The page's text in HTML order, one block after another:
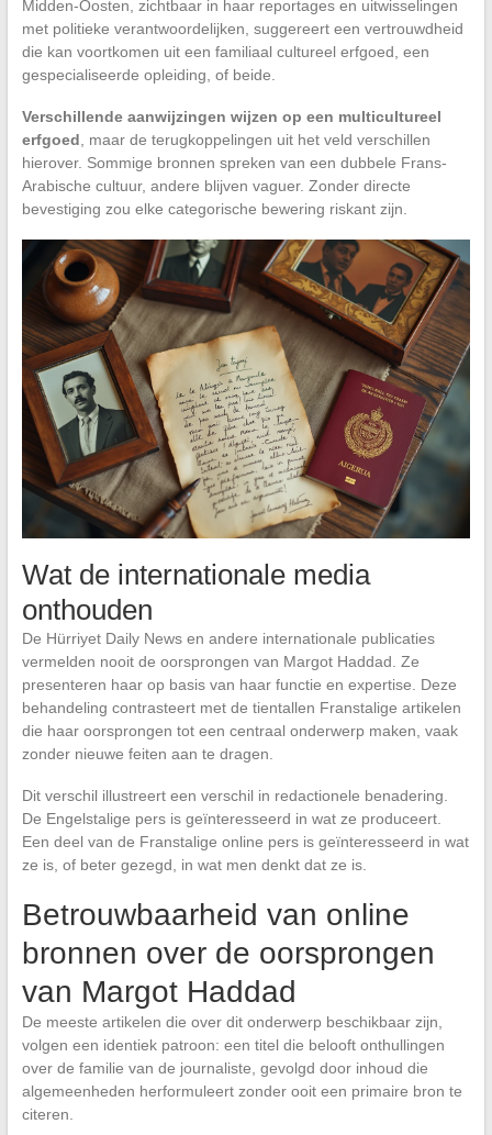
Midden-Oosten, zichtbaar in haar reportages en uitwisselingen
met politieke verantwoordelijken, suggereert een vertrouwdheid
die kan voortkomen uit een familiaal cultureel erfgoed, een
gespecialiseerde opleiding, of beide.
Verschillende aanwijzingen wijzen op een multicultureel
erfgoed , maar de terugkoppelingen uit het veld verschillen
hierover. Sommige bronnen spreken van een dubbele Frans-
Arabische cultuur, andere blijven vaguer. Zonder directe
bevestiging zou elke categorische bewering riskant zijn.
Wat de internationale media
onthouden
De Hürriyet Daily News en andere internationale publicaties
vermelden nooit de oorsprongen van Margot Haddad. Ze
presenteren haar op basis van haar functie en expertise. Deze
behandeling contrasteert met de tientallen Franstalige artikelen
die haar oorsprongen tot een centraal onderwerp maken, vaak
zonder nieuwe feiten aan te dragen.
Dit verschil illustreert een verschil in redactionele benadering.
De Engelstalige pers is geïnteresseerd in wat ze produceert.
Een deel van de Franstalige online pers is geïnteresseerd in wat
ze is, of beter gezegd, in wat men denkt dat ze is.
Betrouwbaarheid van online
bronnen over de oorsprongen
van Margot Haddad
De meeste artikelen die over dit onderwerp beschikbaar zijn,
volgen een identiek patroon: een titel die belooft onthullingen
over de familie van de journaliste, gevolgd door inhoud die
algemeenheden herformuleert zonder ooit een primaire bron te
citeren.